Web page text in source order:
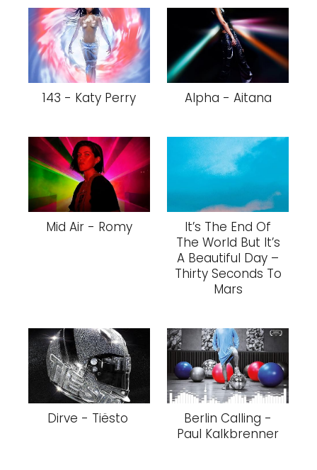
143 - Katy Perry Alpha - Aitana
Mid Air - Romy
It’s The End Of
The World But It’s
A Beautiful Day –
Thirty Seconds To
Mars
Dirve - Tiësto
Berlin Calling -
Paul Kalkbrenner